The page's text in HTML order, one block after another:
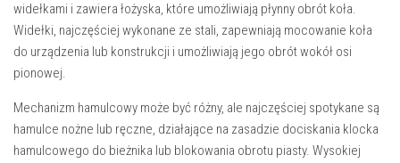
widełkami i zawiera łożyska, które umożliwiają płynny obrót koła.
Widełki, najczęściej wykonane ze stali, zapewniają mocowanie koła
do urządzenia lub konstrukcji i umożliwiają jego obrót wokół osi
pionowej.
Mechanizm hamulcowy może być różny, ale najczęściej spotykane są
hamulce nożne lub ręczne, działające na zasadzie dociskania klocka
hamulcowego do bieżnika lub blokowania obrotu piasty. Wysokiej